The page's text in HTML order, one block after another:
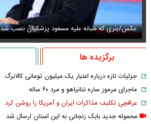
عکس/بنری که شبانه علیه مسعود پزشکیان نصب شد
برگزیده ها
جزئیات تازه درباره اعتبار یک میلیون تومانی کالابرگ
ماجرای مرموز ساره نتانیاهو و مرد ۶۰ ساله
عراقچی تکلیف مذاکرات ایران و آمریکا را روشن کرد
محموله جدید بابک زنجانی به این استان ارسال شد